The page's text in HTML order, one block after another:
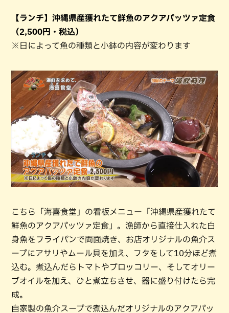
【ランチ】沖縄県産獲れたて鮮魚のアクアパッツァ定食
（2,500円・税込）
※日によって魚の種類と小鉢の内容が変わります
こちら「海喜食堂」の看板メニュー「沖縄県産獲れたて
鮮魚のアクアパッツァ定食」。漁師から直接仕入れた白
身魚をフライパンで両面焼き、お店オリジナルの魚介ス
ープにアサリやムール貝を加え、フタをして10分ほど煮
込む。煮込んだらトマトやブロッコリー、そしてオリー
ブオイルを加え、ひと煮立ちさせ、器に盛り付けたら完
成。
自家製の魚介スープで煮込んだオリジナルのアクアパッ